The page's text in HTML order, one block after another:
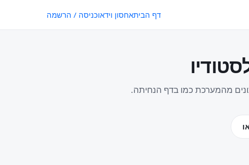
דף הביתאחסון וידאוכניסה / הרשמה
מהמערכת כמו בדף הנחיתה.